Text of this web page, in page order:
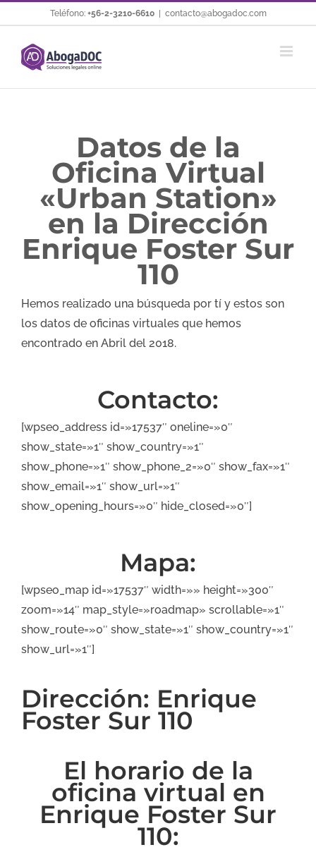
al
contenido
Teléfono: +56-2-3210-6610 contacto@abogadoc.com
Datos de la
Oficina Virtual
«Urban Station»
en la Dirección
Enrique Foster Sur
110
Hemos realizado una búsqueda por tí y estos son
los datos de oficinas virtuales que hemos
encontrado en Abril del 2018.
Contacto:
[wpseo_address id=»17537″ oneline=»0″
show_state=»1″ show_country=»1″
show_phone=»1″ show_phone_2=»0″ show_fax=»1″
show_email=»1″ show_url=»1″
show_opening_hours=»0″ hide_closed=»0″]
Mapa:
[wpseo_map id=»17537″ width=»» height=»300″
zoom=»14″ map_style=»roadmap» scrollable=»1″
show_route=»0″ show_state=»1″ show_country=»1″
show_url=»1″]
Dirección: Enrique
Foster Sur 110
El horario de la
oficina virtual en
Enrique Foster Sur
110: